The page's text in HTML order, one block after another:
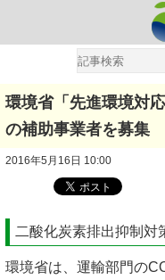
環境省「先進環境対
の補助事業者を募集
2016年5月16日 10:00
二酸化炭素排出抑制対
環境省は、運輸部門の